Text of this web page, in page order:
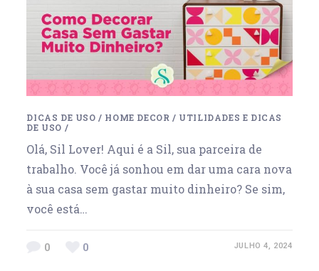
DICAS DE USO / HOME DECOR / UTILIDADES E DICAS
DE USO /
Olá, Sil Lover! Aqui é a Sil, sua parceira de
trabalho. Você já sonhou em dar uma cara nova
à sua casa sem gastar muito dinheiro? Se sim,
você está…
0 0 JULHO 4, 2024